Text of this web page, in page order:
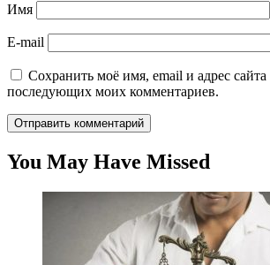
Имя
E-mail
Сохранить моё имя, email и адрес сайта
последующих моих комментариев.
You May Have Missed